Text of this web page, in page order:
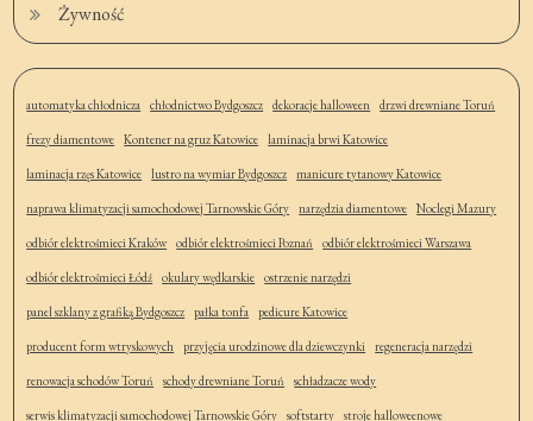
Żywność
automatyka chłodnicza chłodnictwo Bydgoszcz dekoracje halloween drzwi drewniane Toruń
frezy diamentowe Kontener na gruz Katowice laminacja brwi Katowice
laminacja rzęs Katowice lustro na wymiar Bydgoszcz manicure tytanowy Katowice
naprawa klimatyzacji samochodowej Tarnowskie Góry narzędzia diamentowe Noclegi Mazury
odbiór elektrośmieci Kraków odbiór elektrośmieci Poznań odbiór elektrośmieci Warszawa
odbiór elektrośmieci Łódź okulary wędkarskie ostrzenie narzędzi
panel szklany z grafiką Bydgoszcz pałka tonfa pedicure Katowice
producent form wtryskowych przyjęcia urodzinowe dla dziewczynki regeneracja narzędzi
renowacja schodów Toruń schody drewniane Toruń schładzacze wody
serwis klimatyzacji samochodowej Tarnowskie Góry softstarty stroje halloweenowe